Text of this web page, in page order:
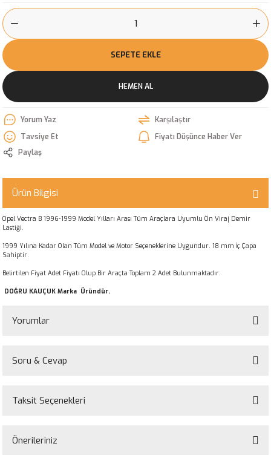
SEPETE EKLE
HEMEN AL
Yorum Yaz
Karşılaştır
Tavsiye Et
Fiyatı Düşünce Haber Ver
Paylaş
Ürün Bilgisi
Opel Vectra B 1996-1999 Model Yılları Arası Tüm Araçlara Uyumlu Ön Viraj Demir
Lastiği.
1999 Yılına Kadar Olan Tüm Model ve Motor Seçeneklerine Uygundur. 18 mm İç Çapa
Sahiptir.
Belirtilen Fiyat Adet Fiyatı Olup Bir Araçta Toplam 2 Adet Bulunmaktadır.
DOĞRU KAUÇUK Marka Üründür.
Yorumlar
Soru & Cevap
Ürün hakkında henüz soru sorulmamış.
Taksit Seçenekleri
Önerileriniz